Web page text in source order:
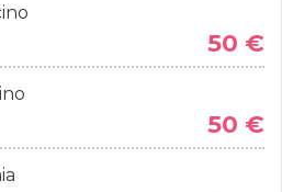
50 €
50 €